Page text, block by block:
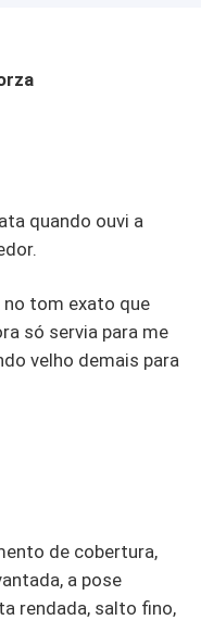
quando ouvi a
no tom exato que
só servia para me
velho demais para
de cobertura,
a pose
rendada, salto fino,